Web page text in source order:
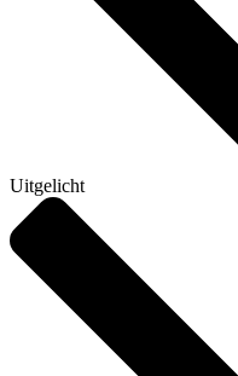
Uitgelicht